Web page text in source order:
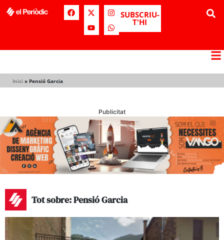
SUBSCRIU-
T'HI
Inici » Pensió Garcia
Publicitat
Tot sobre: Pensió Garcia